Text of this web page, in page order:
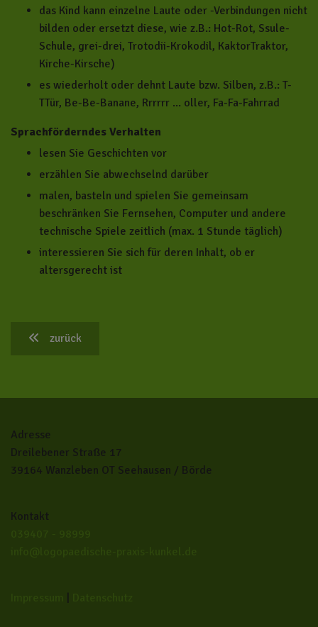
das Kind kann einzelne Laute oder -Verbindungen nicht
bilden oder ersetzt diese, wie z.B.: Hot-Rot, Ssule-
Schule, grei-drei, Trotodii-Krokodil, KaktorTraktor,
Kirche-Kirsche)
es wiederholt oder dehnt Laute bzw. Silben, z.B.: T-
TTür, Be-Be-Banane, Rrrrrr ... oller, Fa-Fa-Fahrrad
Sprachförderndes Verhalten
lesen Sie Geschichten vor
erzählen Sie abwechselnd darüber
malen, basteln und spielen Sie gemeinsam
beschränken Sie Fernsehen, Computer und andere
technische Spiele zeitlich (max. 1 Stunde täglich)
interessieren Sie sich für deren Inhalt, ob er
altersgerecht ist
zurück
Adresse
Dreilebener Straße 17
39164 Wanzleben OT Seehausen / Börde
Kontakt